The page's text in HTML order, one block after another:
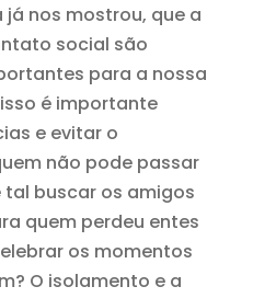
nos mostrou, que a
social são
para a nossa
é importante
e evitar o
não pode passar
buscar os amigos
quem perdeu entes
os momentos
O isolamento e a